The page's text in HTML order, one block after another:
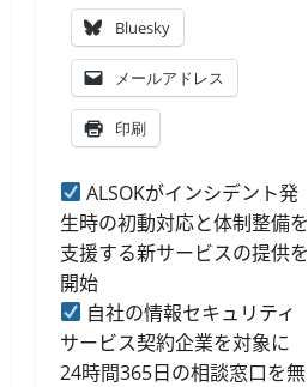
Bluesky
メールアドレス
印刷
ALSOKがインシデント発
生時の初動対応と体制整備を
支援する新サービスの提供を
開始
自社の情報セキュリティ
サービス契約企業を対象に
24時間365日の相談窓口を無